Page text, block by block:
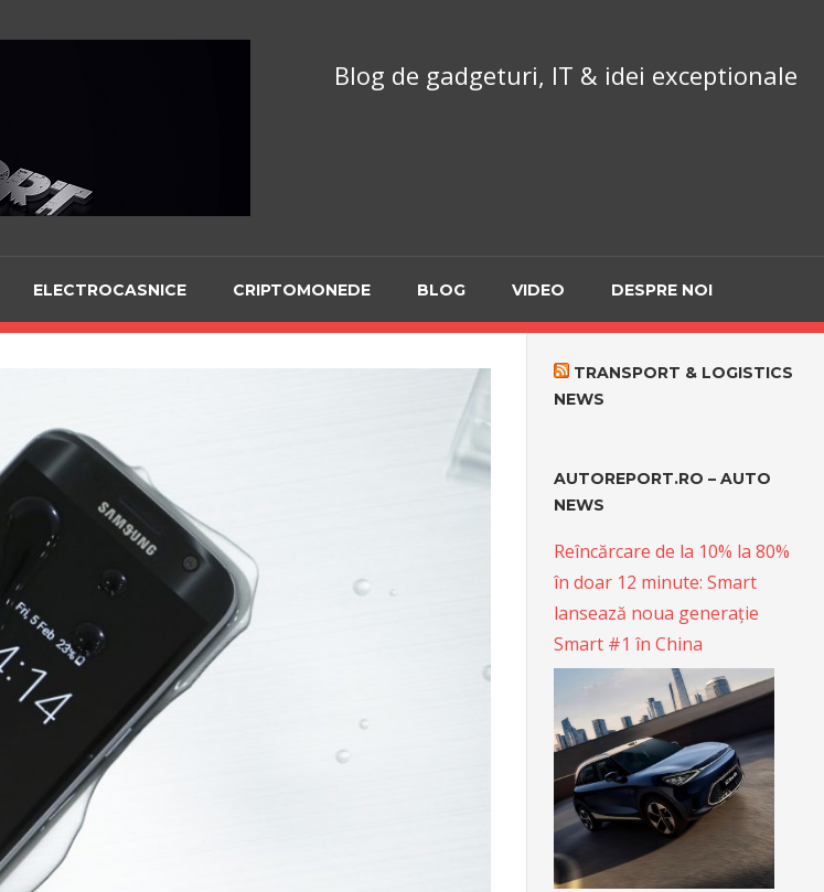
TechnoReport.ro
Blog de gadgeturi, IT & idei exceptionale
ELECTROCASNICE CRIPTOMONEDE BLOG VIDEO DESPRE NOI
TRANSPORT & LOGISTICS
NEWS
AUTOREPORT.RO – AUTO
NEWS
Reîncărcare de la 10% la 80%
în doar 12 minute: Smart
lansează noua generație
Smart #1 în China